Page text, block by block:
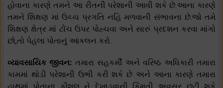
હોવાના કારણે તમને આ રીતની પરેશાની આવી શકે છે.આના કારણે
તમને શિક્ષણ માં ઉચ્ચ પ્રગતિ નહિ મળવાની સંભાવના છે.જો તમે
શિક્ષણ ક્ષેત્ર માં ટોંચ ઉપર પોહ્ચવા અને સારું પ્રદશન કરવા માંગો
છો,તો પેહલા પોતાનું આંકલન કરો.
વ્યાવસાયિક જીવન: તમારા સહકર્મી અને વરિષ્ઠ અધિકારી તમારા
કામમાં થોડી પરેશાની ઉભી કરી શકે છે અને આના કારણે તમારા